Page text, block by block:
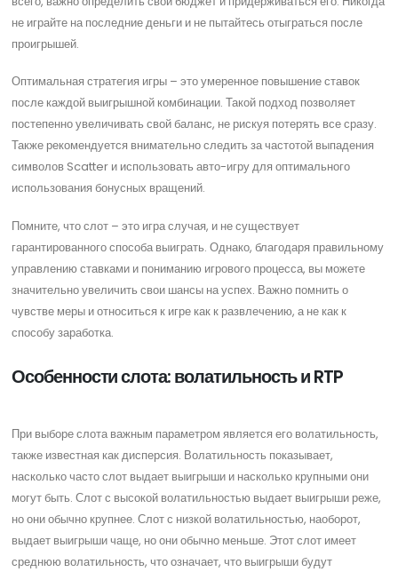
не играйте на последние деньги и не пытайтесь отыграться после
проигрышей.
Оптимальная стратегия игры – это умеренное повышение ставок
после каждой выигрышной комбинации. Такой подход позволяет
постепенно увеличивать свой баланс, не рискуя потерять все сразу.
Также рекомендуется внимательно следить за частотой выпадения
символов Scatter и использовать авто-игру для оптимального
использования бонусных вращений.
Помните, что слот – это игра случая, и не существует
гарантированного способа выиграть. Однако, благодаря правильному
управлению ставками и пониманию игрового процесса, вы можете
значительно увеличить свои шансы на успех. Важно помнить о
чувстве меры и относиться к игре как к развлечению, а не как к
способу заработка.
Особенности слота: волатильность и RTP
При выборе слота важным параметром является его волатильность,
также известная как дисперсия. Волатильность показывает,
насколько часто слот выдает выигрыши и насколько крупными они
могут быть. Слот с высокой волатильностью выдает выигрыши реже,
но они обычно крупнее. Слот с низкой волатильностью, наоборот,
выдает выигрыши чаще, но они обычно меньше. Этот слот имеет
среднюю волатильность, что означает, что выигрыши будут